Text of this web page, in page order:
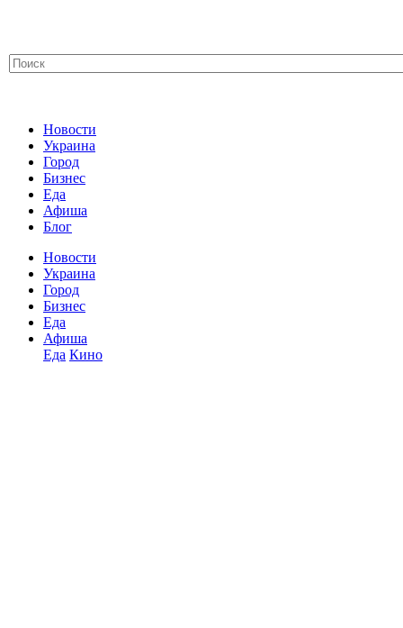
Новости
Украина
Город
Бизнес
Еда
Афиша
Блог
Новости
Украина
Город
Бизнес
Еда
Афиша
Еда Кино